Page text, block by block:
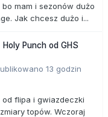
mam i sezonów dużo
Jak chcesz dużo i...
Punch od GHS
13 godzin
flipa i gwiazdeczki
topów. Wczoraj